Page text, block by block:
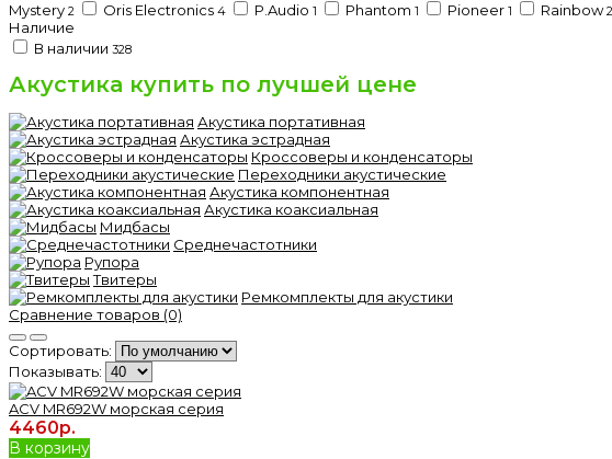
Mystery 2 Oris Electronics 4 P.Audio 1 Phantom 1 Pioneer 1 Rainbow2
Наличие
В наличии 328
Акустика купить по лучшей цене
Акустика портативная
Акустика эстрадная
Кроссоверы и конденсаторы
Переходники акустические
Акустика компонентная
Акустика коаксиальная
Мидбасы
Среднечастотники
Рупора
Твитеры
Ремкомплекты для акустики
Сравнение товаров (0)
Сортировать:
Показывать:
ACV MR692W морская серия
4460р.
В корзину